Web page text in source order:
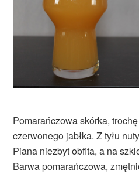
Pomarańczowa skórka,
czerwonego jabłka. Z tyłu
Piana niezbyt obfita, a na
Barwa pomarańczowa,